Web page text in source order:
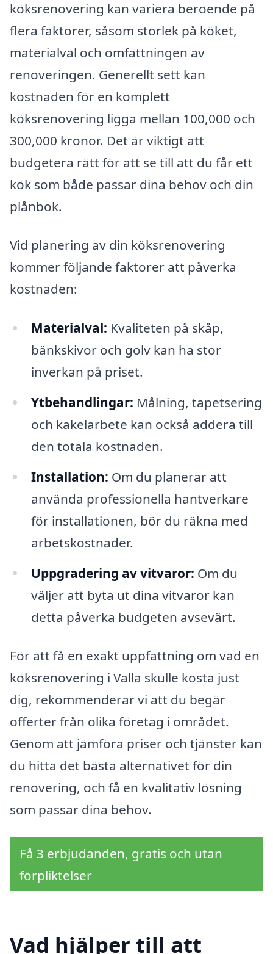
köksrenovering kan variera beroende på
flera faktorer, såsom storlek på köket,
materialval och omfattningen av
renoveringen. Generellt sett kan
kostnaden för en komplett
köksrenovering ligga mellan 100,000 och
300,000 kronor. Det är viktigt att
budgetera rätt för att se till att du får ett
kök som både passar dina behov och din
plånbok.
Vid planering av din köksrenovering
kommer följande faktorer att påverka
kostnaden:
Materialval: Kvaliteten på skåp,
bänkskivor och golv kan ha stor
inverkan på priset.
Ytbehandlingar: Målning, tapetsering
och kakelarbete kan också addera till
den totala kostnaden.
Installation: Om du planerar att
använda professionella hantverkare
för installationen, bör du räkna med
arbetskostnader.
Uppgradering av vitvaror: Om du
väljer att byta ut dina vitvaror kan
detta påverka budgeten avsevärt.
För att få en exakt uppfattning om vad en
köksrenovering i Valla skulle kosta just
dig, rekommenderar vi att du begär
offerter från olika företag i området.
Genom att jämföra priser och tjänster kan
du hitta det bästa alternativet för din
renovering, och få en kvalitativ lösning
som passar dina behov.
Få 3 erbjudanden, gratis och utan
förpliktelser
Vad hjälper till att